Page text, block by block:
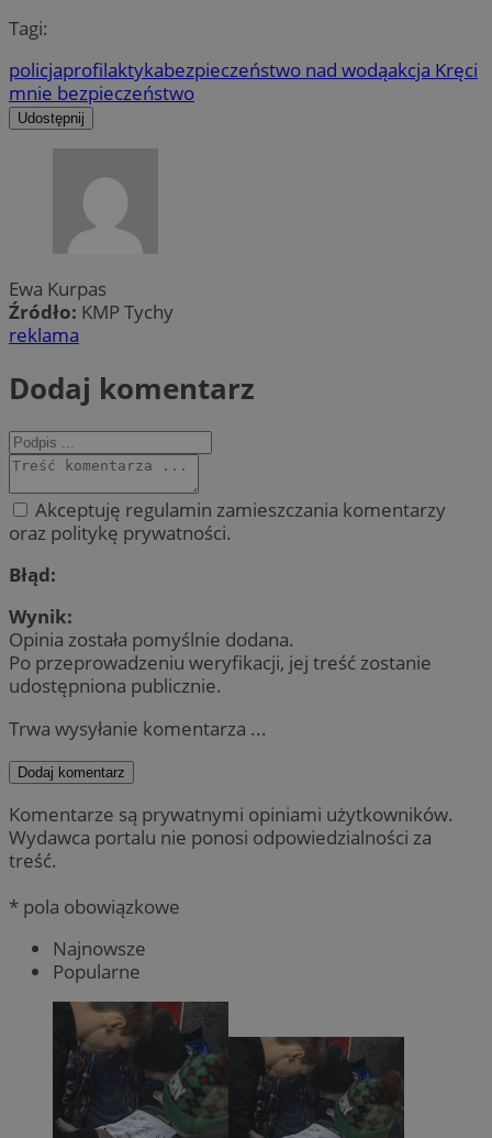
Tagi:
policjaprofilaktykabezpieczeństwo nad wodąakcja Kręci
mnie bezpieczeństwo
Udostępnij
Ewa Kurpas
Źródło: KMP Tychy
reklama
Dodaj komentarz
Akceptuję regulamin zamieszczania komentarzy
oraz politykę prywatności.
Błąd:
Wynik:
Opinia została pomyślnie dodana.
Po przeprowadzeniu weryfikacji, jej treść zostanie
udostępniona publicznie.
Trwa wysyłanie komentarza ...
Dodaj komentarz
Komentarze są prywatnymi opiniami użytkowników.
Wydawca portalu nie ponosi odpowiedzialności za
treść.
* pola obowiązkowe
Najnowsze
Popularne